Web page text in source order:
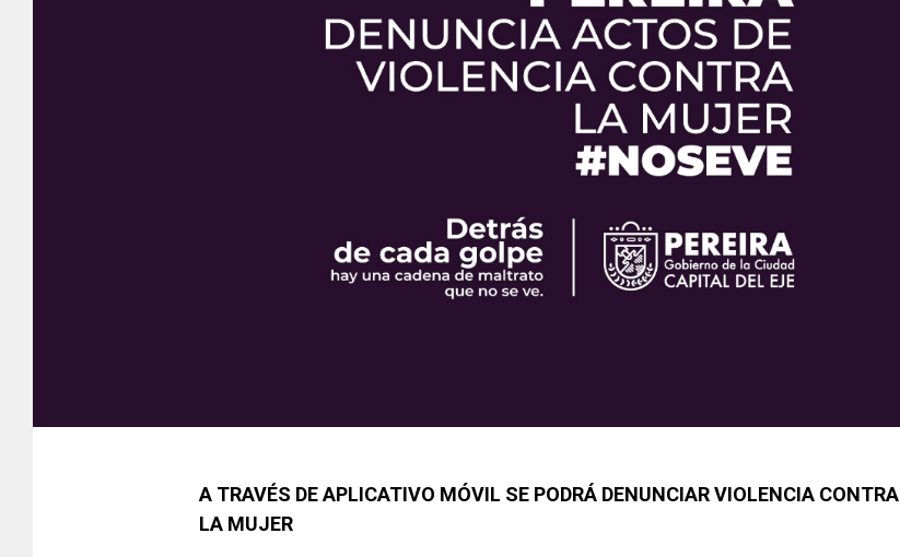
A TRAVÉS DE APLICATIVO MÓVIL SE PODRÁ DENUNCIAR VIOLENCIA CONTRA
LA MUJER